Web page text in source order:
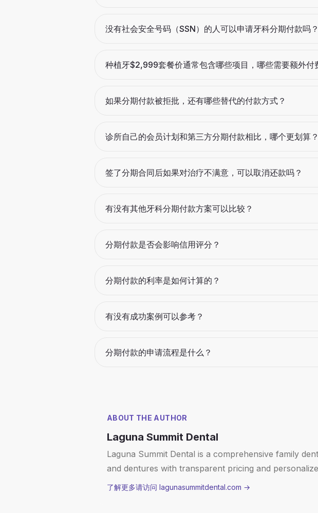
没有社会安全号码（SSN）的人可以申请牙科分期付款吗？
种植牙$2,999套餐价通常包含哪些项目，哪些需要额外付
如果分期付款被拒批，还有哪些替代的付款方式？
诊所自己的会员计划和第三方分期付款相比，哪个更划算？
签了分期合同后如果对治疗不满意，可以取消还款吗？
有没有其他牙科分期付款方案可以比较？
分期付款是否会影响信用评分？
分期付款的利率是如何计算的？
有没有成功案例可以参考？
分期付款的申请流程是什么？
ABOUT THE AUTHOR
Laguna Summit Dental
Laguna Summit Dental is a comprehensive family
and dentures with transparent pricing and
了解更多请访问 lagunasummitdental.com →